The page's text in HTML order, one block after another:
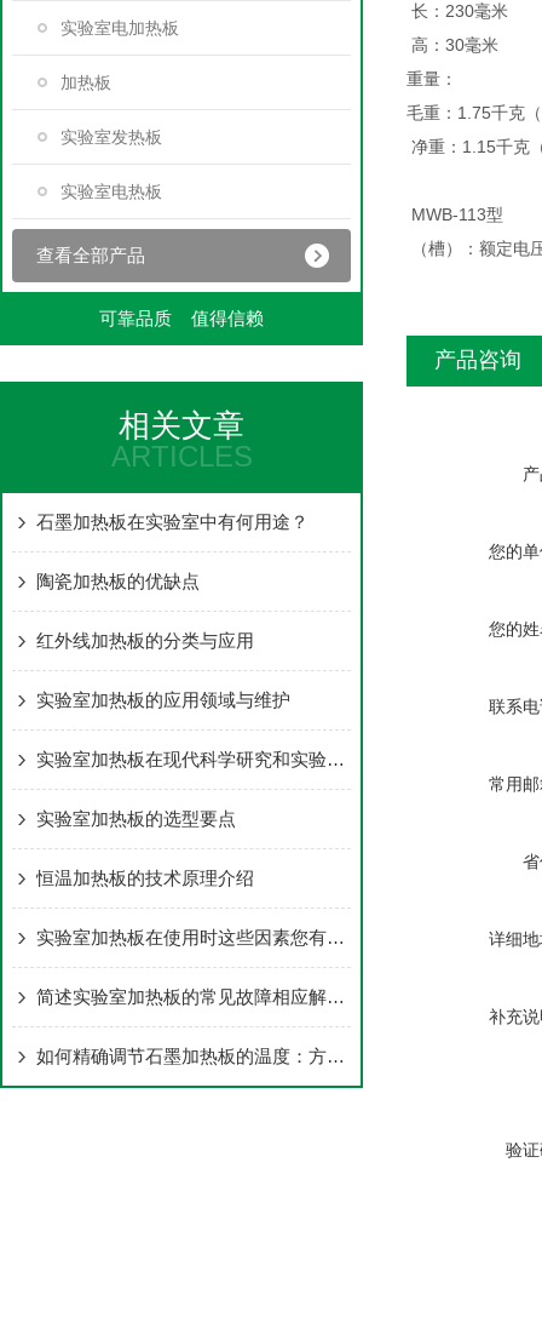
实验室电加热板
加热板
实验室发热板
实验室电热板
查看全部产品
可靠品质 值得信赖
相关文章
ARTICLES
石墨加热板在实验室中有何用途？
陶瓷加热板的优缺点
红外线加热板的分类与应用
实验室加热板的应用领域与维护
实验室加热板在现代科学研究和实验室工作中的重要性
实验室加热板的选型要点
恒温加热板的技术原理介绍
实验室加热板在使用时这些因素您有注意过吗？
简述实验室加热板的常见故障相应解决办法
如何精确调节石墨加热板的温度：方法与技巧
长：230毫米
高：30毫米
重量：
毛重：1.75千克
净重：1.15千克
MWB-113型
（槽）：额定电
产品咨询
您的
您的
联系
常用
详细
补充
验